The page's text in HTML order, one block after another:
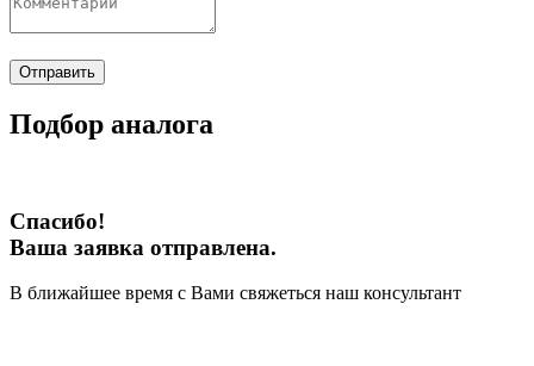
Отправить
Подбор аналога
Спасибо!
Ваша заявка отправлена.
В ближайшее время с Вами свяжеться наш консультант